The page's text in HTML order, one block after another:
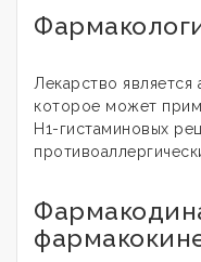
Лекарство является
которое может
H1-гистаминовых